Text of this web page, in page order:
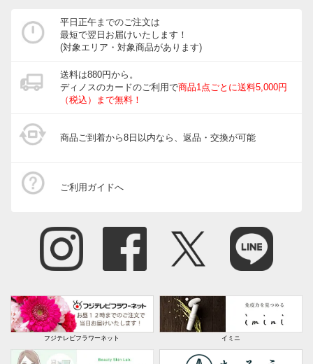
平日正午までのご注文は
最短で翌日お届けいたします！
(対象エリア・対象商品があります)
送料は880円から。
ディノスのカードのご利用で商品1点ごとに送料5,000円
（税込）まで無料！
商品ご到着から8日以内なら、返品・交換が可能
ご利用ガイドへ
フジテレビフラワーネット イミニ